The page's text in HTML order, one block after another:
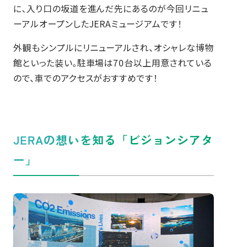
に、入り口の坂道を進んだ先にあるのが今回リニュ
ーアルオープンしたJERAミュージアムです！
外観もシンプルにリニューアルされ、オシャレな博物
館といった装い。駐車場は70台以上用意されている
ので、車でのアクセスがおすすめです！
JERAの想いを知る「ビジョンシアタ
ー」